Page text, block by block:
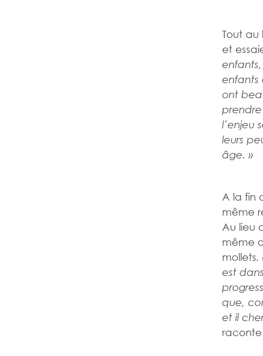
Tout
et
enfants
ont
l’enjeu
leurs
âge. »
A la fin
même
Au lieu
même
mollets.
est
que,
et il